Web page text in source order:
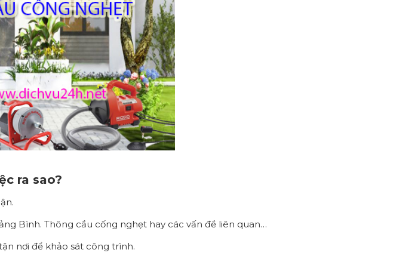
ra sao?
Bình. Thông cầu cống nghẹt hay các vấn đề liên quan…
nơi để khảo sát công trình.